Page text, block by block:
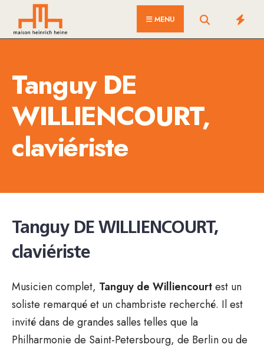
MENU
Tanguy DE
WILLIENCOURT,
claviériste
Tanguy DE WILLIENCOURT,
claviériste
Musicien complet, Tanguy de Williencourtest un
soliste remarqué et un chambriste recherché. Il est
invité dans de grandes salles telles que la
Philharmonie de Saint-Petersbourg, de Berlin ou de